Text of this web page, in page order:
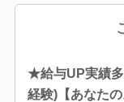
★給与UP実績
経験)【あなた